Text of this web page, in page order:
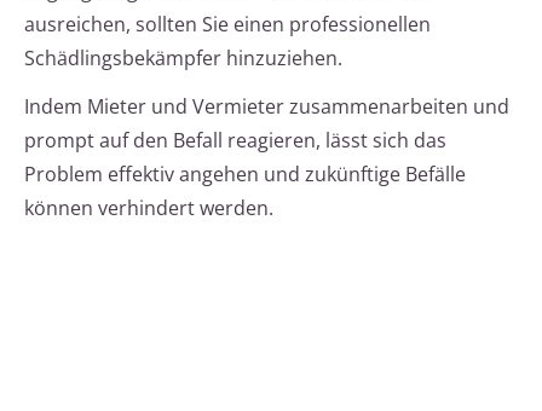
ausreichen, sollten Sie einen professionellen
Schädlingsbekämpfer hinzuziehen.
Indem Mieter und Vermieter zusammenarbeiten und
prompt auf den Befall reagieren, lässt sich das
Problem effektiv angehen und zukünftige Befälle
können verhindert werden.